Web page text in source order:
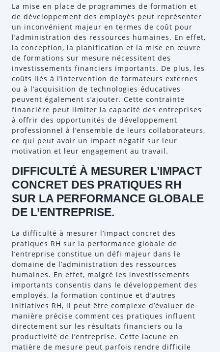
La mise en place de programmes de formation et
de développement des employés peut représenter
un inconvénient majeur en termes de coût pour
l’administration des ressources humaines. En effet,
la conception, la planification et la mise en œuvre
de formations sur mesure nécessitent des
investissements financiers importants. De plus, les
coûts liés à l’intervention de formateurs externes
ou à l’acquisition de technologies éducatives
peuvent également s’ajouter. Cette contrainte
financière peut limiter la capacité des entreprises
à offrir des opportunités de développement
professionnel à l’ensemble de leurs collaborateurs,
ce qui peut avoir un impact négatif sur leur
motivation et leur engagement au travail.
DIFFICULTÉ À MESURER L’IMPACT
CONCRET DES PRATIQUES RH
SUR LA PERFORMANCE GLOBALE
DE L’ENTREPRISE.
La difficulté à mesurer l’impact concret des
pratiques RH sur la performance globale de
l’entreprise constitue un défi majeur dans le
domaine de l’administration des ressources
humaines. En effet, malgré les investissements
importants consentis dans le développement des
employés, la formation continue et d’autres
initiatives RH, il peut être complexe d’évaluer de
manière précise comment ces pratiques influent
directement sur les résultats financiers ou la
productivité de l’entreprise. Cette lacune en
matière de mesure peut parfois rendre difficile